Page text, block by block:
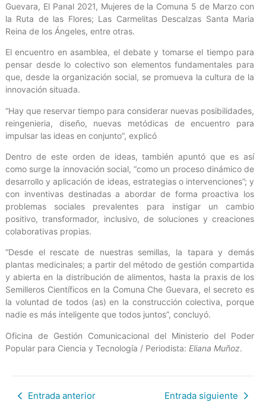
Guevara, El Panal 2021, Mujeres de la Comuna 5 de Marzo con
la Ruta de las Flores; Las Carmelitas Descalzas Santa Maria
Reina de los Ángeles, entre otras.
El encuentro en asamblea, el debate y tomarse el tiempo para
pensar desde lo colectivo son elementos fundamentales para
que, desde la organización social, se promueva la cultura de la
innovación situada.
“Hay que reservar tiempo para considerar nuevas posibilidades,
reingenieria, diseño, nuevas metódicas de encuentro para
impulsar las ideas en conjunto”, explicó
Dentro de este orden de ideas, también apuntó que es así
como surge la innovación social, “como un proceso dinámico de
desarrollo y aplicación de ideas, estrategias o intervenciones”; y
con inventivas destinadas a abordar de forma proactiva los
problemas sociales prevalentes para instigar un cambio
positivo, transformador, inclusivo, de soluciones y creaciones
colaborativas propias.
“Desde el rescate de nuestras semillas, la tapara y demás
plantas medicinales; a partir del método de gestión compartida
y abierta en la distribución de alimentos, hasta la praxis de los
Semilleros Científicos en la Comuna Che Guevara, el secreto es
la voluntad de todos (as) en la construcción colectiva, porque
nadie es más inteligente que todos juntos”, concluyó.
Oficina de Gestión Comunicacional del Ministerio del Poder
Popular para Ciencia y Tecnología / Periodista: Eliana Muñoz.
Entrada anterior Entrada siguiente